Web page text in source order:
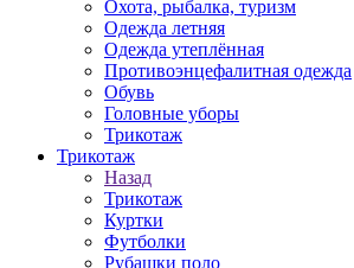
Охота, рыбалка, туризм
Одежда летняя
Одежда утеплённая
Противоэнцефалитная одежда
Обувь
Головные уборы
Трикотаж
Трикотаж
Назад
Трикотаж
Куртки
Футболки
Рубашки поло